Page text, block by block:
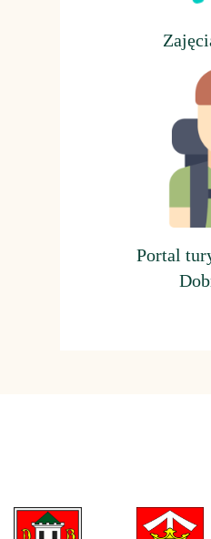
Z
Portal